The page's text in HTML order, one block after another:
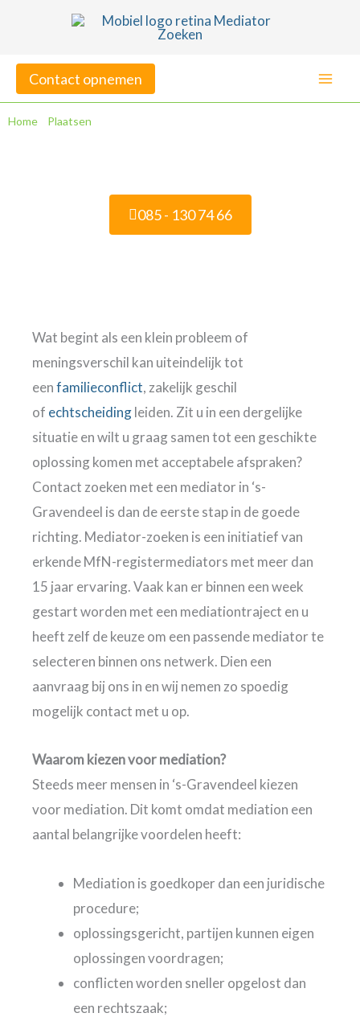
inhoudContact opnemen
Home Plaatsen
085 - 130 74 66
Wat begint als een klein probleem of
meningsverschil kan uiteindelijk tot
eenfamilieconflict, zakelijk geschil
of echtscheidingleiden. Zit u in een dergelijke
situatie en wilt u graag samen tot een geschikte
oplossing komen met acceptabele afspraken?
Contact zoeken met een mediator in ‘s-
Gravendeel is dan de eerste stap in de goede
richting. Mediator-zoeken is een initiatief van
erkende MfN-registermediators met meer dan
15 jaar ervaring. Vaak kan er binnen een week
gestart worden met een mediationtraject en u
heeft zelf de keuze om een passende mediator te
selecteren binnen ons netwerk. Dien een
aanvraag bij ons in en wij nemen zo spoedig
mogelijk contact met u op.
Waarom kiezen voor mediation?
Steeds meer mensen in ‘s-Gravendeel kiezen
voor mediation. Dit komt omdat mediation een
aantal belangrijke voordelen heeft:
Mediation is goedkoper dan een juridische
procedure;
oplossingsgericht, partijen kunnen eigen
oplossingen voordragen;
conflicten worden sneller opgelost dan
een rechtszaak;